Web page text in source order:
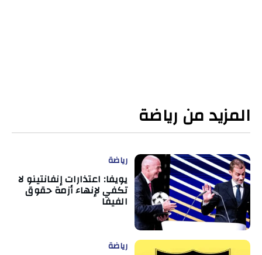
المزيد من رياضة
رياضة
يويفا: اعتذارات إنفانتينو لا
تكفي لإنهاء أزمة حقوق
الفيفا
رياضة